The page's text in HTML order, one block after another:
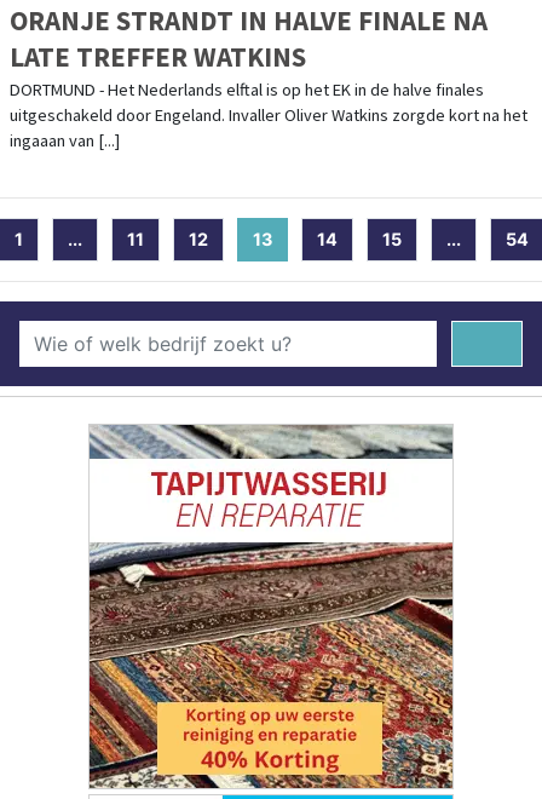
ORANJE STRANDT IN HALVE FINALE NA
LATE TREFFER WATKINS
DORTMUND - Het Nederlands elftal is op het EK in de halve finales
uitgeschakeld door Engeland. Invaller Oliver Watkins zorgde kort na het
ingaaan van [...]
1 ... 11 12 13(current)
14 15 ... 54